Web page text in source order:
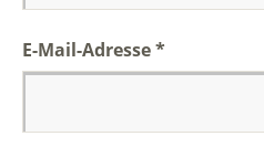
E-Mail-Adresse*